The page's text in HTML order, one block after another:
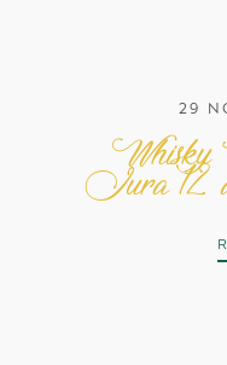
29
Whisky
Jura 12